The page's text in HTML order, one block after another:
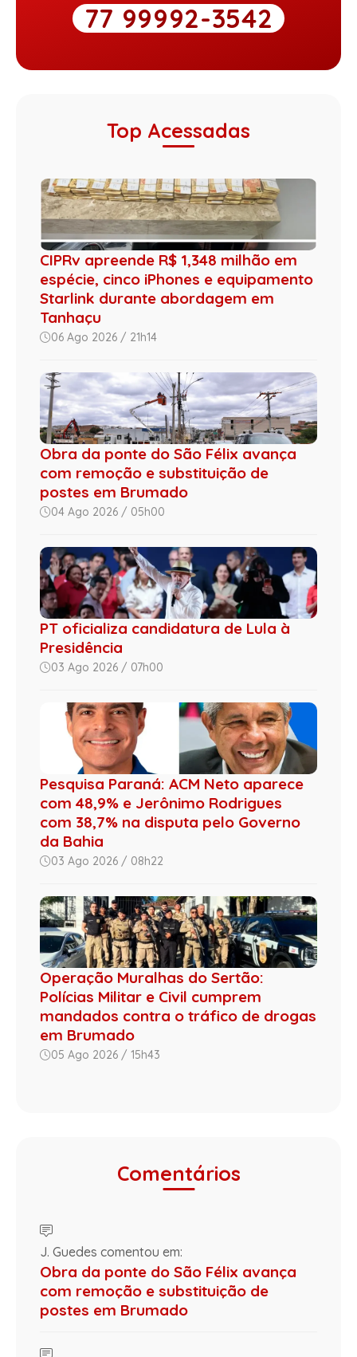
77 99992-3542
Top Acessadas
CIPRv apreende R$ 1,348 milhão em
espécie, cinco iPhones e equipamento
Starlink durante abordagem em
Tanhaçu
06 Ago 2026 / 21h14
Obra da ponte do São Félix avança
com remoção e substituição de
postes em Brumado
04 Ago 2026 / 05h00
PT oficializa candidatura de Lula à
Presidência
03 Ago 2026 / 07h00
Pesquisa Paraná: ACM Neto aparece
com 48,9% e Jerônimo Rodrigues
com 38,7% na disputa pelo Governo
da Bahia
03 Ago 2026 / 08h22
Operação Muralhas do Sertão:
Polícias Militar e Civil cumprem
mandados contra o tráfico de drogas
em Brumado
05 Ago 2026 / 15h43
Comentários
J. Guedes comentou em:
Obra da ponte do São Félix avança
com remoção e substituição de
postes em Brumado